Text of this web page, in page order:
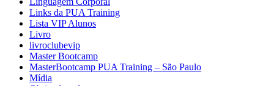
Links da PUA Training
Lista VIP Alunos
Livro
livroclubevip
Master Bootcamp
MasterBootcamp PUA Training – São Paulo
Mídia